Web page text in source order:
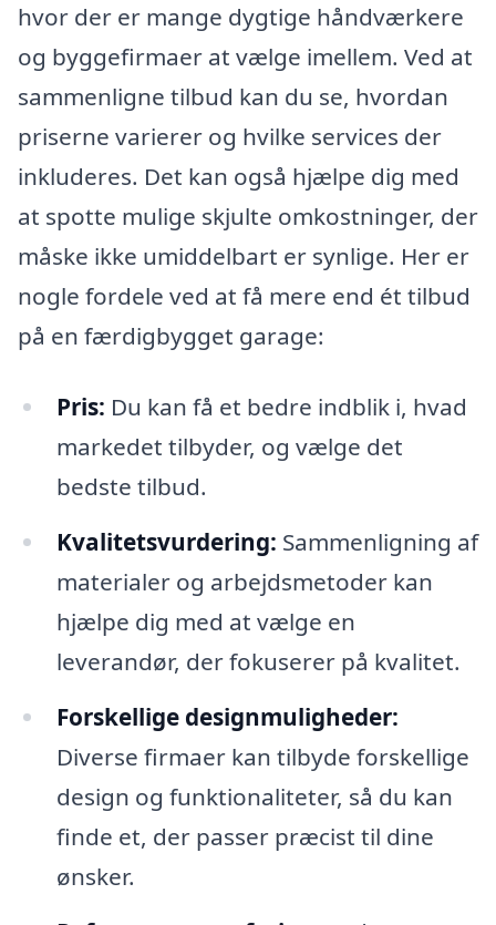
hvor der er mange dygtige håndværkere
og byggefirmaer at vælge imellem. Ved at
sammenligne tilbud kan du se, hvordan
priserne varierer og hvilke services der
inkluderes. Det kan også hjælpe dig med
at spotte mulige skjulte omkostninger, der
måske ikke umiddelbart er synlige. Her er
nogle fordele ved at få mere end ét tilbud
på en færdigbygget garage:
Pris: Du kan få et bedre indblik i, hvad
markedet tilbyder, og vælge det
bedste tilbud.
Kvalitetsvurdering: Sammenligning af
materialer og arbejdsmetoder kan
hjælpe dig med at vælge en
leverandør, der fokuserer på kvalitet.
Forskellige designmuligheder:
Diverse firmaer kan tilbyde forskellige
design og funktionaliteter, så du kan
finde et, der passer præcist til dine
ønsker.